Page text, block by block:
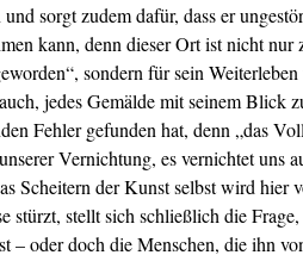
sorgt zudem dafür, dass er
kann, denn dieser Ort ist nicht nur
sondern für sein
jedes Gemälde mit seinem Blick
Fehler gefunden hat, denn „das
Vernichtung, es vernichtet uns
Scheitern der Kunst selbst wird hier
stürzt, stellt sich schließlich die
– oder doch die Menschen, die ihn